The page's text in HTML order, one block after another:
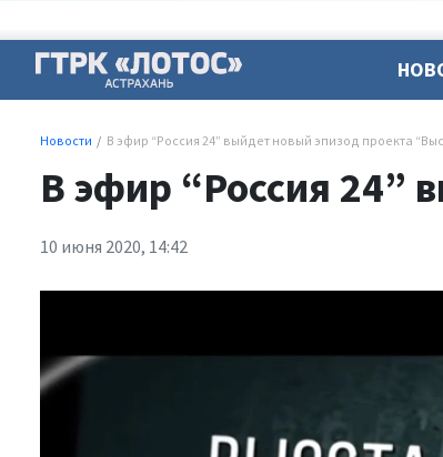
Новости В эфир “Россия 24” выйдет новый эпизод проекта
В эфир “Россия 24”
10 июня 2020, 14:42